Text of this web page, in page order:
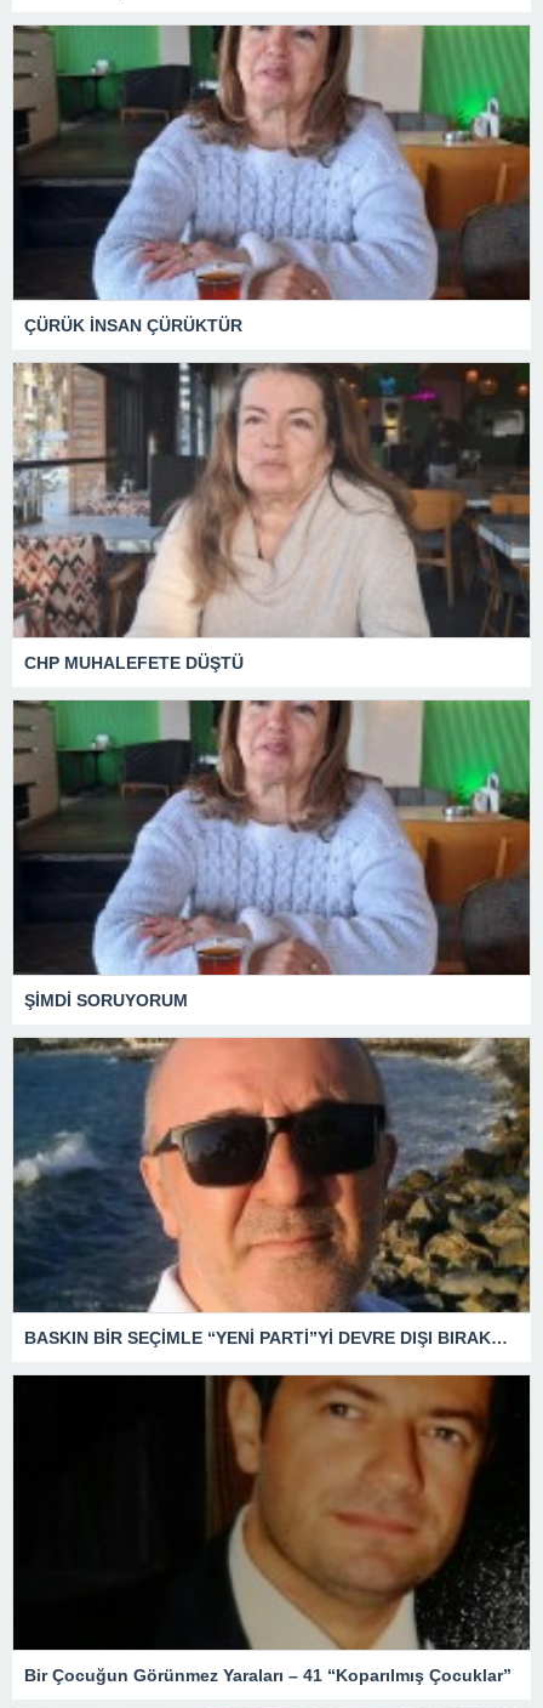
ÇÜRÜK İNSAN ÇÜRÜKTÜR
CHP MUHALEFETE DÜŞTÜ
ŞİMDİ SORUYORUM
BASKIN BİR SEÇİMLE “YENİ PARTİ”Yİ DEVRE DIŞI BIRAKMAK İÇİN DÜĞMEYE Mİ BASILDI?
Bir Çocuğun Görünmez Yaraları – 41 “Koparılmış Çocuklar”